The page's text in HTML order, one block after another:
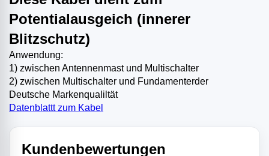
Potentialausgeich (innerer
Blitzschutz)
Anwendung:
1) zwischen Antennenmast und Multischalter
2) zwischen Multischalter und Fundamenterder
Deutsche Markenqualiltät
Datenblattt zum Kabel
Kundenbewertungen